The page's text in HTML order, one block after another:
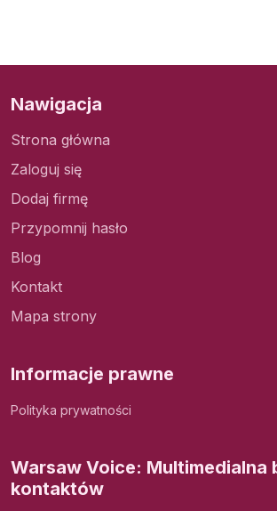
Nawigacja
Strona główna
Zaloguj się
Dodaj firmę
Przypomnij hasło
Blog
Kontakt
Mapa strony
Informacje prawne
Polityka prywatności
Warsaw Voice: Multimedialna
kontaktów